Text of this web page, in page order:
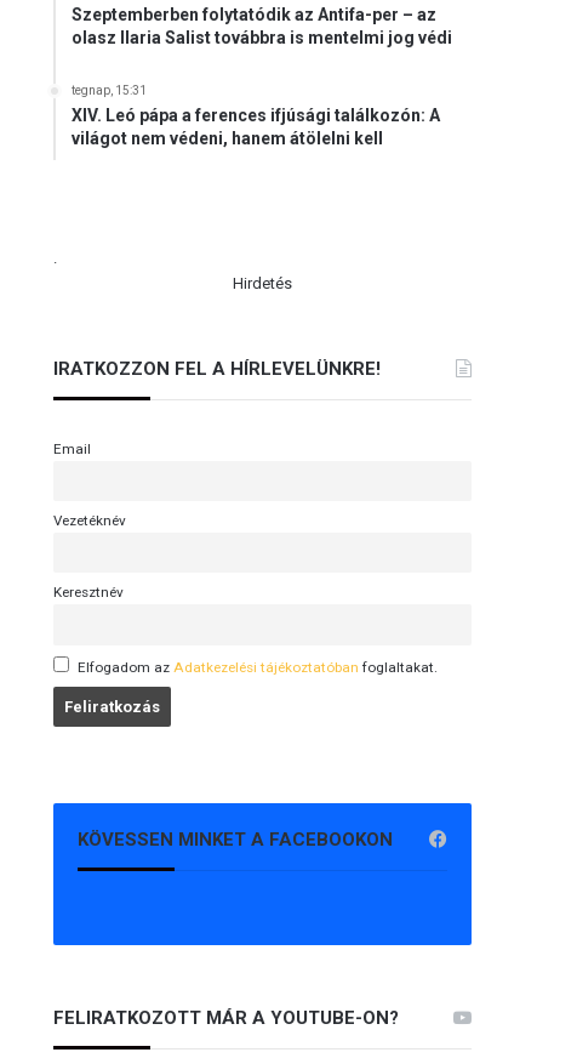
Szeptemberben folytatódik az Antifa-per – az
olasz Ilaria Salist továbbra is mentelmi jog védi
tegnap, 15:31
XIV. Leó pápa a ferences ifjúsági találkozón: A
világot nem védeni, hanem átölelni kell
.
Hirdetés
IRATKOZZON FEL A HÍRLEVELÜNKRE!
Email
Vezetéknév
Keresztnév
Elfogadom az Adatkezelési tájékoztatóban foglaltakat.
KÖVESSEN MINKET A FACEBOOKON
FELIRATKOZOTT MÁR A YOUTUBE-ON?